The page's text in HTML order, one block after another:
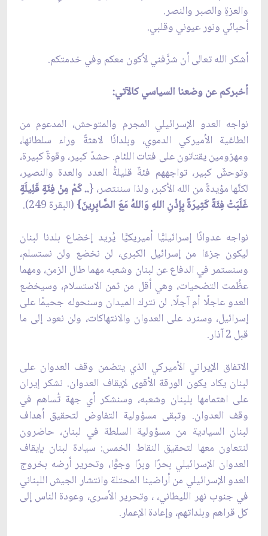
والعزةِ والصبر والنصر.
أحبائي ونور عيوني وقلبي.
أشكر الله تعالى أن شرَّفني لأكون معكم وفي خدمتكم.
أخبركم عن وضعنا السياسي كالآتي:
نواجه العدو الإسرائيلي المجرم والمتوحش، المدعوم من
الطاغية الأميركي الدموي، وبلدانًا لاهثةً وراء سلطانها،
ومهزومين يقتاتون على فتات اللئام. حشدٌ كبير، وقوةٌ كبيرة،
وتوحشٌ كبير، تواجههم فئةٌ قليلةُ العدد والعدة والنصير،
لكنَّها مؤيدةٌ من الله الأكبر، ولذا سننتصر، {.. كَمْ مِنْ فِئَةٍ قَلِيلَةٍ
غَلَبَتْ فِئَةً كَثِيرَةً بِإِذْنِ اللهِ وَاللهُ مَعَ الصَّابِرِينَ} (البقرة 249).
نواجه عدوانًا إسرائيليًّا أميريكيًّا يُريد إخضاع بلدنا لبنان
ليكون جزءًا من إسرائيل الكبرى، لن نخضع ولن نستسلم،
وسنستمر في الدفاع عن لبنان وشعبه مهما طال الزمن، ومهما
عظُمت التضحيات، وهي أقل من ثمن الاستسلام، وسيخضع
العدو عاجلًا أم آجلًا. لن نترك الميدان وسنحوله جحيمًا على
إسرائيل، وسنرد على العدوان والانتهاكات، ولن نعود إلى ما
قبل 2 آذار.
الاتفاق الإيراني الأميركي الذي يتضمن وقف العدوان على
لبنان يكاد يكون الورقة الأقوى لإيقاف العدوان. نشكر إيران
على اهتمامها بلبنان وشعبه، وسنشكر أي جهة تُساهم في
وقف العدوان. وتبقى مسؤولية التفاوض لتحقيق أهداف
لبنان السيادية من مسؤولية السلطة في لبنان، حاضرون
لنتعاون معها لتحقيق النقاط الخمس: سيادة لبنان بإيقاف
العدوان الإسرائيلي بحرًا وبرًا وجوًّا، وتحرير أرضه بخروج
العدو الإسرائيلي من أراضينا المحتلة وانتشار الجيش اللبناني
في جنوب نهر الليطاني، ، وتحرير الأسرى، وعودة الناس إلى
كل قراهم وبلداتهم، وإعادة الإعمار.